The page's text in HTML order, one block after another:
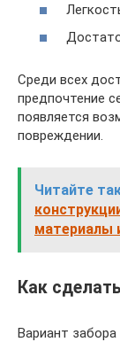
Среди всех
предпочтение
появляется
повреждении.
Читайте
материалы
Как
Вариант забора